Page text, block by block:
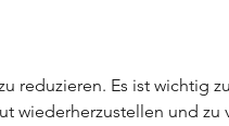
wiederherzustellen und zu